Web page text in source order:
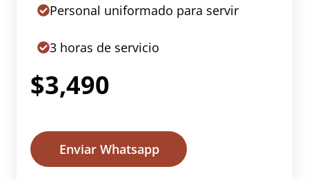
Personal uniformado para servir
3 horas de servicio
$3,490
Enviar Whatsapp